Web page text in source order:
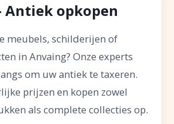
Antiek opkopen
meubels, schilderijen of
in Anvaing? Onze experts
om uw antiek te taxeren.
prijzen en kopen zowel
als complete collecties op.